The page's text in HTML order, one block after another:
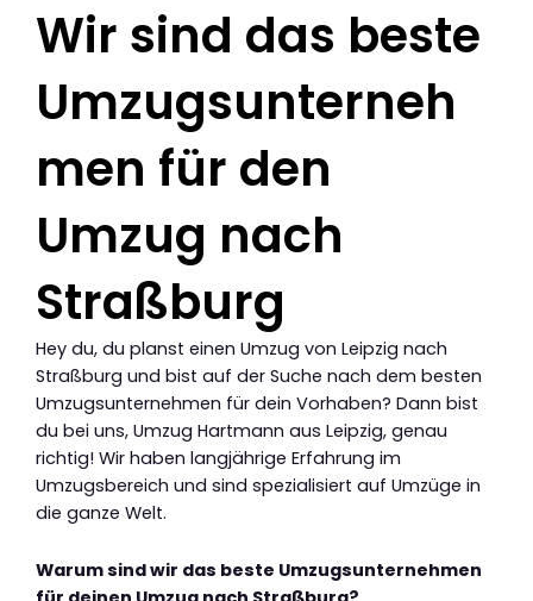
Wir sind das beste
Umzugsunterneh
men für den
Umzug nach
Straßburg
Hey du, du planst einen Umzug von Leipzig nach
Straßburg und bist auf der Suche nach dem besten
Umzugsunternehmen für dein Vorhaben? Dann bist
du bei uns, Umzug Hartmann aus Leipzig, genau
richtig! Wir haben langjährige Erfahrung im
Umzugsbereich und sind spezialisiert auf Umzüge in
die ganze Welt.
Warum sind wir das beste Umzugsunternehmen